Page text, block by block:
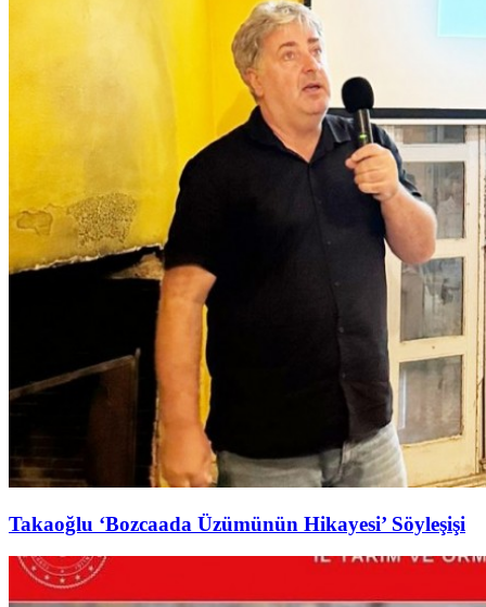
Takaoğlu ‘Bozcaada Üzümünün Hikayesi’ Söyleşişi